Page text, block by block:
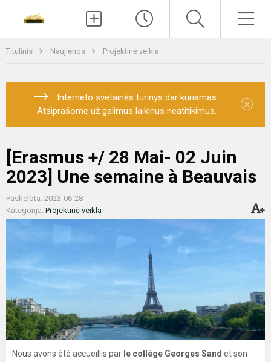
Titulinis Naujienos Projektinė veikla
Interneto svetainės turinys dar kuriamas.
Atsiprašome už galimus laikinus neatitikimus.
×
[Erasmus +/ 28 Mai- 02 Juin
2023] Une semaine à Beauvais
Paskelbta: 2023-06-28
Kategorija: Projektinė veikla
Nous avons été accueillis par le collège Georges Sand et son